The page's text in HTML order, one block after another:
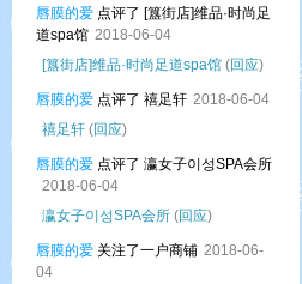
唇膜的爱 点评了 [簋街店]维品·时尚足
道spa馆 2018-06-04
[簋街店]维品·时尚足道spa馆 (回应)
唇膜的爱 点评了 禧足轩 2018-06-04
禧足轩 (回应)
唇膜的爱 点评了 瀛女子이성SPA会所
2018-06-04
瀛女子이성SPA会所 (回应)
唇膜的爱 关注了一户商铺 2018-06-
04